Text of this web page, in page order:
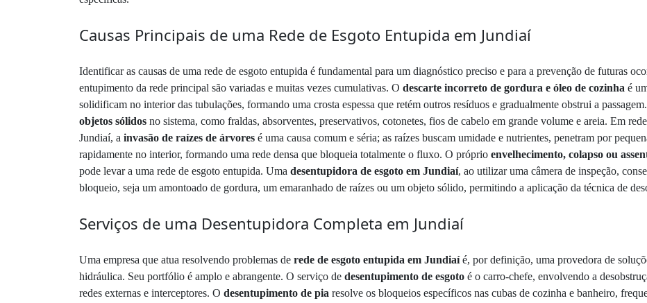
Causas Principais de uma Rede de Esgoto Entupida em Jundiaí
Identificar as causas de uma rede de esgoto entupida é fundamental para um diagnóstico preciso e para a prevenção de futuras
entupimento da rede principal são variadas e muitas vezes cumulativas. O descarte incorreto de gordura e óleo de cozinha é
solidificam no interior das tubulações, formando uma crosta espessa que retém outros resíduos e gradualmente obstrui a
objetos sólidos no sistema, como fraldas, absorventes, preservativos, cotonetes, fios de cabelo em grande volume e areia. Em
Jundiaí, a invasão de raízes de árvores é uma causa comum e séria; as raízes buscam umidade e nutrientes, penetram por
rapidamente no interior, formando uma rede densa que bloqueia totalmente o fluxo. O próprio envelhecimento, colapso ou
pode levar a uma rede de esgoto entupida. Uma desentupidora de esgoto em Jundiaí, ao utilizar uma câmera de inspeção,
bloqueio, seja um amontoado de gordura, um emaranhado de raízes ou um objeto sólido, permitindo a aplicação da técnica de
Serviços de uma Desentupidora Completa em Jundiaí
Uma empresa que atua resolvendo problemas de rede de esgoto entupida em Jundiaíé, por definição, uma provedora de
hidráulica. Seu portfólio é amplo e abrangente. O serviço de desentupimento de esgoto é o carro-chefe, envolvendo a
redes externas e interceptores. O desentupimento de pia resolve os bloqueios específicos nas cubas de cozinha e banheiro,